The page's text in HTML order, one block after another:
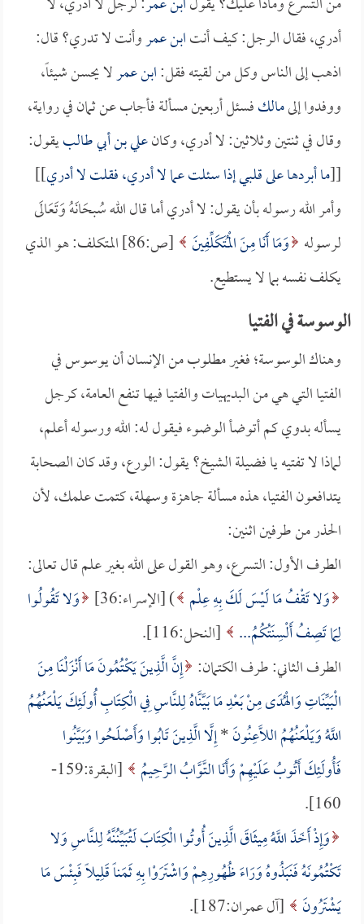
أدري، فقال الرجل: كيف أنتابن عمروأنت لا تدري؟ قال:
اذهب إلى الناس وكل من لقيته فقل:ابن عمرلا يحسن شيئاً،
ووفدوا إلىمالكفسئل أربعين مسألة فأجاب عن ثمان في رواية،
وقال في ثنتين وثلاثين: لا أدري، وكانعلي بن أبي طالبيقول:
[[ما أبردها على قلبي إذا سئلت عما لا أدري، فقلت لا أدري]]
وأمر الله رسوله بأن يقول: لا أدري أما قال الله سُبحَانَهُ وَتَعَالَى
لرسوله وَمَا أَنَا مِنَ الْمُتَكَلِّفِينَ
[ص:86] المتكلف: هو الذي
يكلف نفسه بما لا يستطيع.
الوسوسة في الفتيا
وهناك الوسوسة؛ فغير مطلوب من الإنسان أن يوسوس في
الفتيا التي هي من البديهيات والفتيا فيها تنفع العامة، كرجل
يسأله بدوي كم أتوضأ الوضوء فيقول له: الله ورسوله أعلم،
لماذا لا تفتيه يا فضيلة الشيخ؟ يقول: الورع، وقد كان الصحابة
يتدافعون الفتيا، هذه مسألة جاهزة وسهلة، كتمت علمك، لأن
الحذر من طرفين اثنين:
الطرف الأول: التسرع، وهو القول على الله بغير علم قال تعالى:
وَلا تَقْفُ مَا لَيْسَ لَكَ بِهِ عِلْم ) [الإسراء:36]
وَلا تَقُولُوا
لِمَا تَصِفُ أَلْسِنَتُكُمُ...
[النحل:116].
الطرف الثاني: طرف الكتمان: إِنَّ الَّذِينَ يَكْتُمُونَ مَا أَنْزَلْنَا مِنَ
الْبَيِّنَاتِ وَالْهُدَى مِنْ بَعْدِ مَا بَيَّنَّاهُ لِلنَّاسِ فِي الْكِتَابِ أُولَئِكَ يَلْعَنُهُمُ
اللَّهُ وَيَلْعَنُهُمُ اللَّاعِنُونَ*إِلَّا الَّذِينَ تَابُوا وَأَصْلَحُوا وَبَيَّنُوا
فَأُولَئِكَ أَتُوبُ عَلَيْهِمْ وَأَنَا التَّوَّابُ الرَّحِيمُ
[البقرة:159-
160].
وَإِذْ أَخَذَ اللَّهُ مِيثَاقَ الَّذِينَ أُوتُوا الْكِتَابَ لَتُبَيِّنُنَّهُ لِلنَّاسِ وَلا
تَكْتُمُونَهُ فَنَبَذُوهُ وَرَاءَ ظُهُورِهِمْ وَاشْتَرَوْا بِهِ ثَمَناً قَلِيلاً فَبِئْسَ مَا
يَشْتَرُونَ
[آل عمران:187].